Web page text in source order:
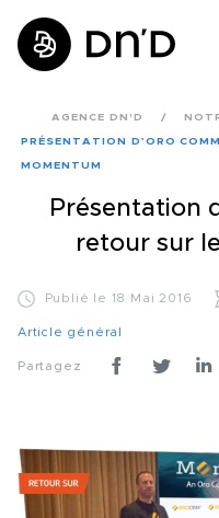
AGENCE DN'D
PRÉSENTATION D’ORO
MOMENTUM
Présentation
retour sur
Publié le 18 Mai 2016
Article général
Partagez